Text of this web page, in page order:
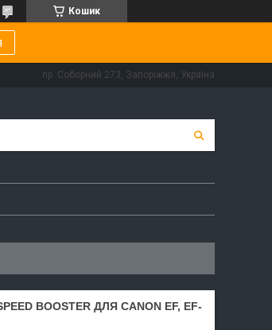
Кошик
пр. Соборний 273, Запоріжжя, Україна
BOOSTER ДЛЯ CANON EF, EF-